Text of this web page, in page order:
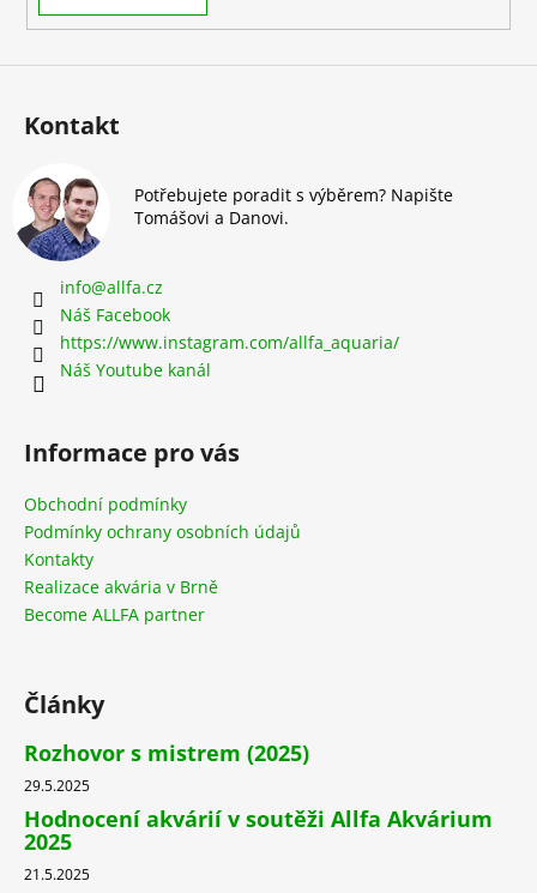
Kontakt
Potřebujete poradit s výběrem? Napište
Tomášovi a Danovi.
info@allfa.cz
Náš Facebook
https://www.instagram.com/allfa_aquaria/
Náš Youtube kanál
Informace pro vás
Obchodní podmínky
Podmínky ochrany osobních údajů
Kontakty
Realizace akvária v Brně
Become ALLFA partner
Články
Rozhovor s mistrem (2025)
29.5.2025
Hodnocení akvárií v soutěži Allfa Akvárium
2025
21.5.2025